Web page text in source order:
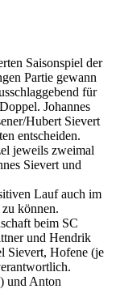
Saisonspiel der
Partie gewann
für
Johannes
Hubert Sievert
entscheiden.
jeweils zweimal
Sievert und
Lauf auch im
können.
beim SC
und Hendrik
Sievert, Hofene (je
und Anton